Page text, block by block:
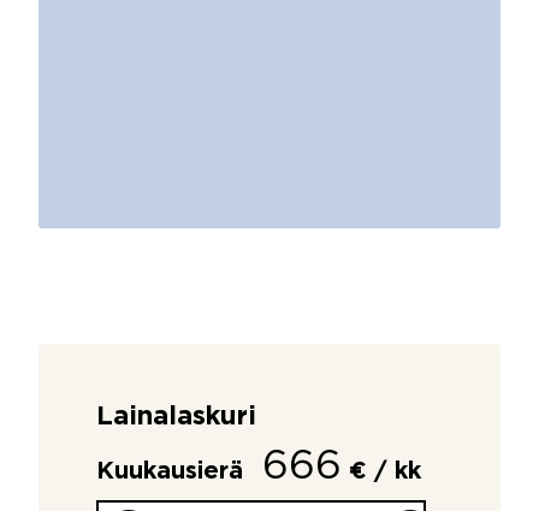
Lainalaskuri
Kuukausierä 666 € / kk